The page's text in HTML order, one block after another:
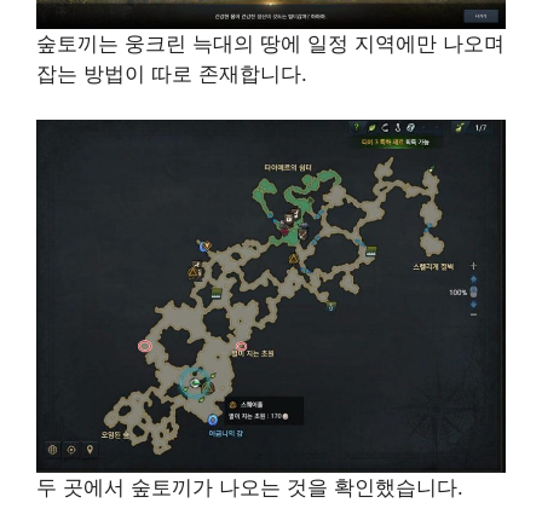
숲토끼는 웅크린 늑대의 땅에 일정 지역에만 나오며
잡는 방법이 따로 존재합니다.
두 곳에서 숲토끼가 나오는 것을 확인했습니다.